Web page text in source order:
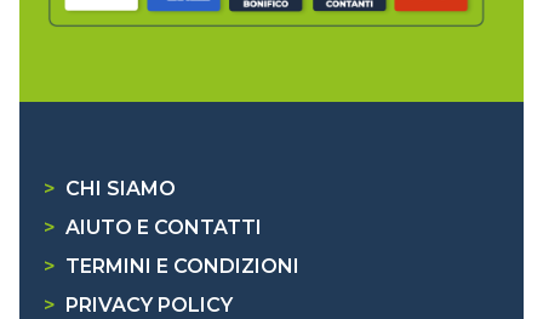
> CHI SIAMO
> AIUTO E CONTATTI
> TERMINI E CONDIZIONI
>
PRIVACY POLICY